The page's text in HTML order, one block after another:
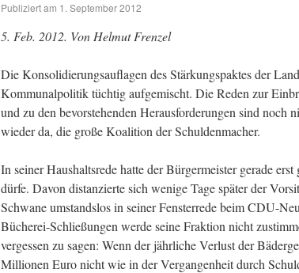
Publiziert am 1. September 2012
5. Feb. 2012. Von Helmut Frenzel
Die Konsolidierungsauflagen des Stärkungspaktes der
Kommunalpolitik tüchtig aufgemischt. Die Reden zur
und zu den bevorstehenden Herausforderungen sind noch
wieder da, die große Koalition der Schuldenmacher.
In seiner Haushaltsrede hatte der Bürgermeister gerade erst
dürfe. Davon distanzierte sich wenige Tage später der
Schwane umstandslos in seiner Fensterrede beim CDU-
Bücherei-Schließungen werde seine Fraktion nicht
vergessen zu sagen: Wenn der jährliche Verlust der
Millionen Euro nichtwie in der Vergangenheit durch